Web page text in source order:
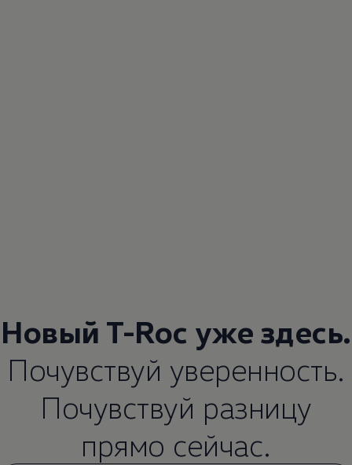
Новый T-Roc уже здесь.
Почувствуй уверенность.
Почувствуй разницу
прямо сейчас.